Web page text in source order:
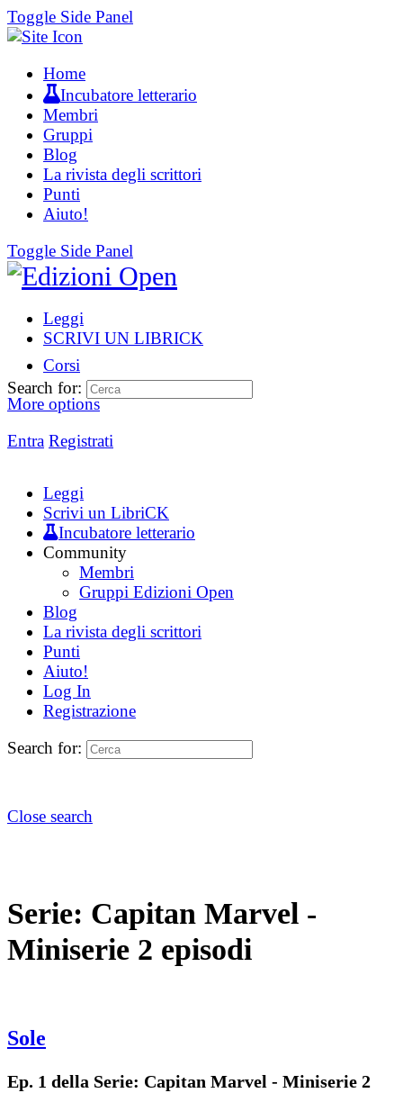
Toggle Side Panel
Home
Incubatore letterario
Membri
Gruppi
Blog
La rivista degli scrittori
Punti
Aiuto!
Toggle Side Panel
Leggi
SCRIVI UN LIBRICK
Corsi
More options
Entra Registrati
Search for:
Leggi
Scrivi un LibriCK
Incubatore letterario
Community
Membri
Gruppi Edizioni Open
Blog
La rivista degli scrittori
Punti
Aiuto!
Log In
Registrazione
Search for:
Close search
Serie: Capitan Marvel -
Miniserie 2 episodi
Sole
Ep. 1 della Serie: Capitan Marvel - Miniserie 2